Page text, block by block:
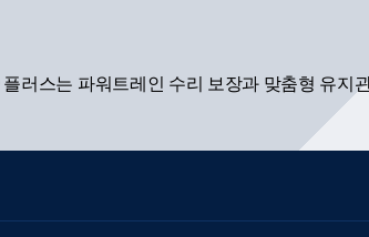
러스는 파워트레인 수리 보장과 맞춤형 유지